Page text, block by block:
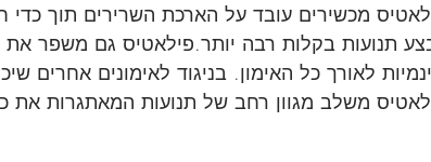
מכשירים עובד על הארכת השרירים תוך כדי
תנועות בקלות רבה יותר.פילאטיס גם משפר את
לאורך כל האימון. בניגוד לאימונים אחרים
משלב מגוון רחב של תנועות המאתגרות את